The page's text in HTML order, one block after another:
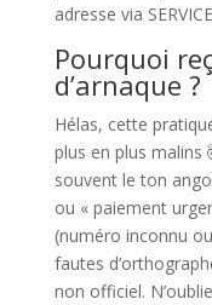
adresse via
Pourquoi
d’arnaque ?
Hélas, cette
plus en plus malins
souvent le ton
ou « paiement
(numéro inconnu
fautes
non officiel.